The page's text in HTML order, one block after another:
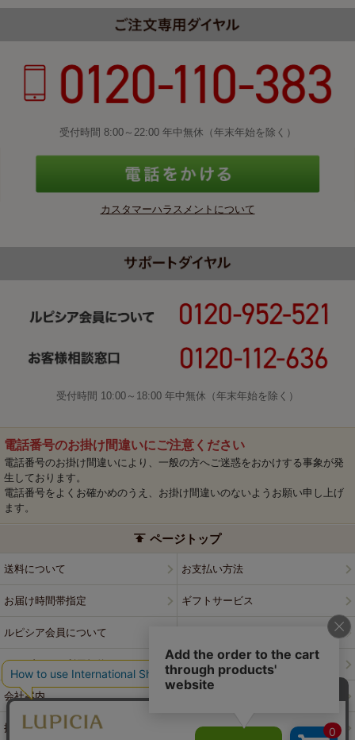
受付時間 8:00～22:00 年中無休（年末年始を除く）
カスタマーハラスメントについて
受付時間 10:00～18:00 年中無休（年末年始を除く）
電話番号のお掛け間違いにご注意ください
電話番号のお掛け間違いにより、一般の方へご迷惑をおかけする事象が発
生しております。
電話番号をよくお確かめのうえ、お掛け間違いのないようお願い申し上げ
ます。
ページトップ
送料について お支払い方法
お届け時間帯指定 ギフトサービス
ルピシア会員について
ウェブサイト利用規約 特定商取引法に基づく表記
会社案内
採用情報 ルピシアブランド